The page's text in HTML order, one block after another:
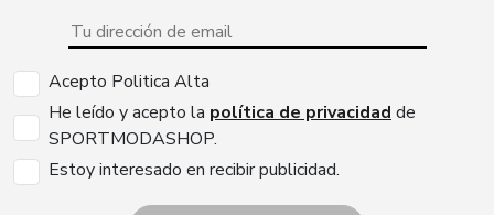
Acepto Politica Alta
He leído y acepto la política de privacidad de
SPORTMODASHOP.
Estoy interesado en recibir publicidad.